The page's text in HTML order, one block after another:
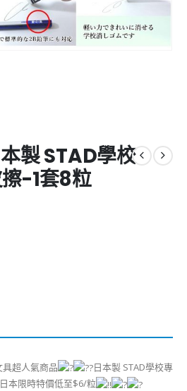
製 STAD學校
-1套8粒
具超人氣商品
日本製 STAD學校專
本限時特價低至$6/粒